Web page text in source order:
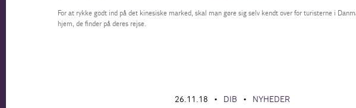
For at rykke godt ind på det kinesiske marked, skal man gøre sig selv kendt over for turisterne i
hjem, de finder på deres rejse.
26.11.18 • DIB • NYHEDER